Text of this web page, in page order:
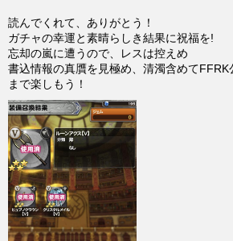
読んでくれて、ありがとう！
ガチャの幸運と素晴らしき結果に祝福を!
忘却の嵐に遭うので、レスは控えめ
書込情報の真贋を見極め、清濁含めてFFRK
まで楽しもう！